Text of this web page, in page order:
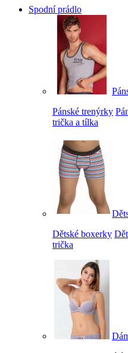
Spodní prádlo
Pánské trenýrky
trička a tílka
Dětské boxerky
trička